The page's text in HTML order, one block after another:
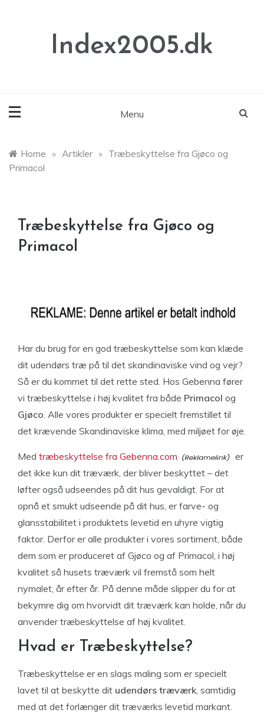
Index2005.dk
Menu
Home » Artikler » Træbeskyttelse fra Gjøco og
Primacol
Træbeskyttelse fra Gjøco og
Primacol
Har du brug for en god træbeskyttelse som kan klæde
dit udendørs træ på til det skandinaviske vind og vejr?
Så er du kommet til det rette sted. Hos Gebenna fører
vi træbeskyttelse i høj kvalitet fra både Primacol og
Gjøco. Alle vores produkter er specielt fremstillet til
det krævende Skandinaviske klima, med miljøet for øje.
Med træbeskyttelse fra Gebenna.com
er
det ikke kun dit træværk, der bliver beskyttet – det
løfter også udseendes på dit hus gevaldigt. For at
opnå et smukt udseende på dit hus, er farve- og
glansstabilitet i produktets levetid en uhyre vigtig
faktor. Derfor er alle produkter i vores sortiment, både
dem som er produceret af Gjøco og af Primacol, i høj
kvalitet så husets træværk vil fremstå som helt
nymalet, år efter år. På denne måde slipper du for at
bekymre dig om hvorvidt dit træværk kan holde, når du
anvender træbeskyttelse af høj kvalitet.
Hvad er Træbeskyttelse?
Træbeskyttelse er en slags maling som er specielt
lavet til at beskytte dit udendørs træværk, samtidig
med at det forlænger dit træværks levetid markant.